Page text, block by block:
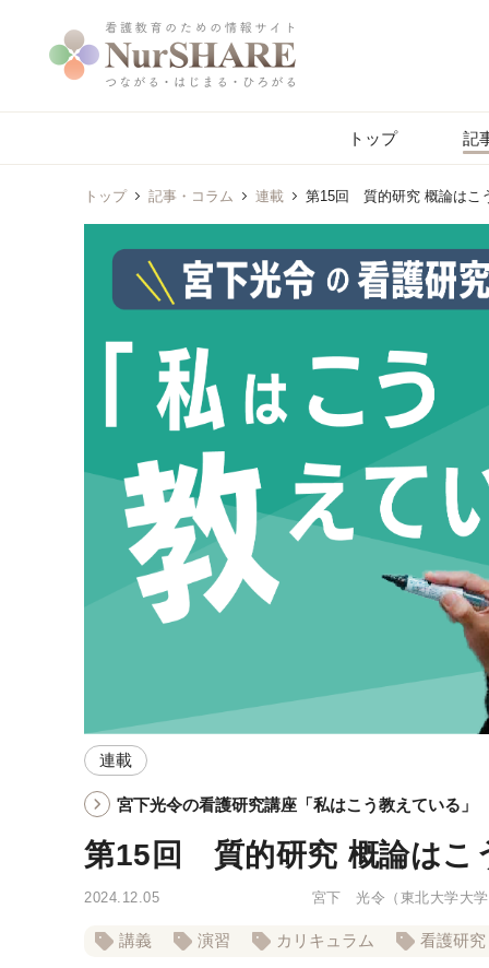
トップ 記
トップ 記事・コラム 連載 第15回 質的研究 概論はこ
連載
宮下光令の看護研究講座「私はこう教えている」
第15回 質的研究 概論はこ
2024.12.05 宮下 光令 （東北大学大
講義 演習 カリキュラム 看護研究